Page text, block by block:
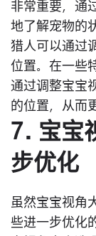
非常重要，通
地了解宠物的
猎人可以通过
位置。在一些
通过调整宝宝
的位置，从而
7. 宝宝
步优化
虽然宝宝视角
些进一步优化